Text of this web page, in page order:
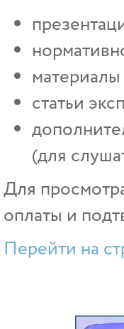
статьи
(для
Для
оплаты и
Перейти на